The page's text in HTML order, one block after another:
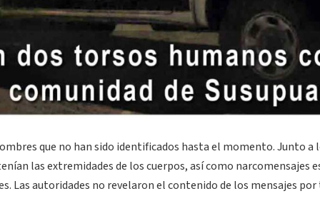
que no han sido identificados hasta el momento. Junto a
las extremidades de los cuerpos, así como narcomensajes
Las autoridades no revelaron el contenido de los mensajes